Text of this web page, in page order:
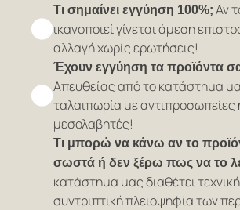
Τι σημαίνει εγγύηση 100%; Αν
ικανοποιεί γίνεται άμεση
αλλαγή χωρίς ερωτήσεις!
Έχουν εγγύηση τα προϊόντα
Απευθείας από το κατάστημα
ταλαιπωρία με αντιπροσωπείες
μεσολαβητές!
Τι μπορώ να κάνω αν το
σωστά ή δεν ξέρω πως να το
κατάστημα μας διαθέτει
συντριπτική πλειοψηφία των